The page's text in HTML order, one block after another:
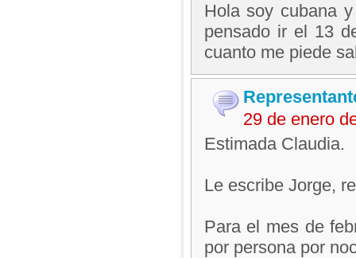
Hola soy cubana
pensado ir el 13
cuanto me piede
29 de enero
Estimada Claudia.
Le escribe Jorge,
Para el mes de
por persona por